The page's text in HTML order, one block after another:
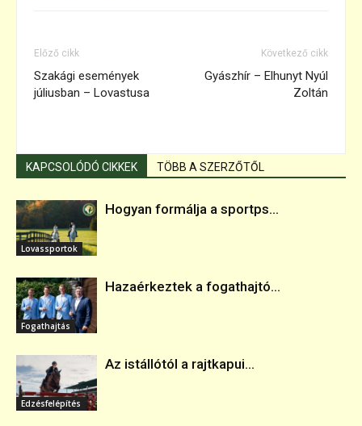
Előző cikk
Szakági események
júliusban – Lovastusa
Következő cikk
Gyászhír – Elhunyt Nyúl
Zoltán
KAPCSOLÓDÓ CIKKEK TÖBB A SZERZŐTŐL
Lovassportok
Hogyan formálja a sportps...
Fogathajtás
Hazaérkeztek a fogathajtó...
Edzésfelépítés
Az istállótól a rajtkapui...